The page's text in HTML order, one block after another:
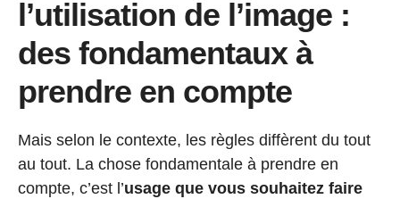
l’utilisation de l’image :
des fondamentaux à
prendre en compte
Mais selon le contexte, les règles diffèrent du tout
au tout. La chose fondamentale à prendre en
compte, c’est l’usage que vous souhaitez faire